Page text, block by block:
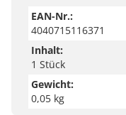
EAN-Nr.:
4040715116371
Inhalt:
1 Stück
Gewicht:
0,05 kg